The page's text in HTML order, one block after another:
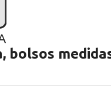
bolsos